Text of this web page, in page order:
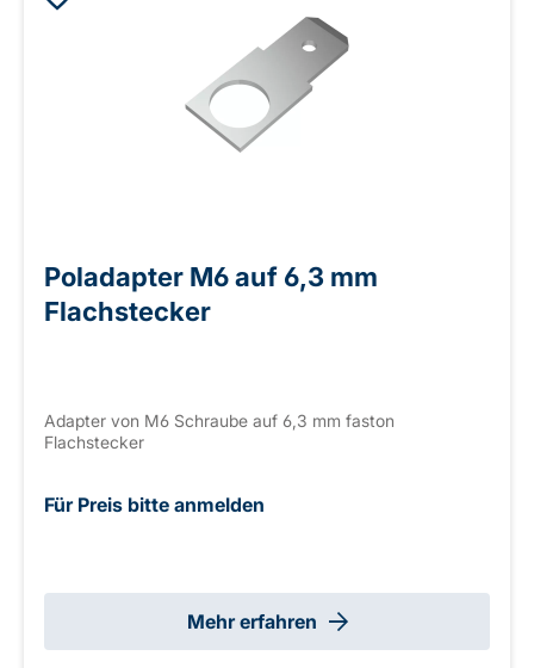
Poladapter M6 auf 6,3 mm
Flachstecker
Adapter von M6 Schraube auf 6,3 mm faston
Flachstecker
Für Preis bitte anmelden
Mehr erfahren